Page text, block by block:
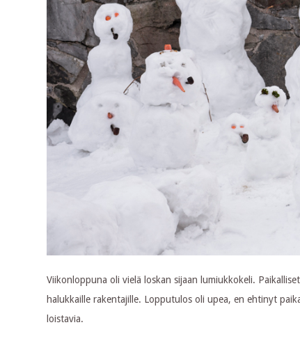
Viikonloppuna oli vielä loskan sijaan lumiukkokeli.
halukkaille rakentajille. Lopputulos oli upea, en ehtinyt
loistavia.